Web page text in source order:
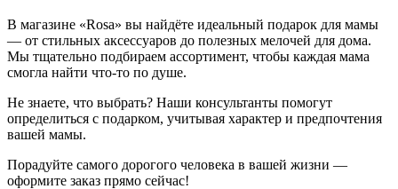
В магазине «Rosa» вы найдёте идеальный подарок для мамы
— от стильных аксессуаров до полезных мелочей для дома.
Мы тщательно подбираем ассортимент, чтобы каждая мама
смогла найти что-то по душе.
Не знаете, что выбрать? Наши консультанты помогут
определиться с подарком, учитывая характер и предпочтения
вашей мамы.
Порадуйте самого дорогого человека в вашей жизни —
оформите заказ прямо сейчас!